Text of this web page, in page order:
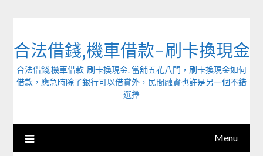
合法借錢,機車借款-刷卡換現金
合法借錢,機車借款-刷卡換現金. 當舖五花八門，刷卡換現金如何
借款，應急時除了銀行可以借貸外，民間融資也許是另一個不錯
選擇
Menu